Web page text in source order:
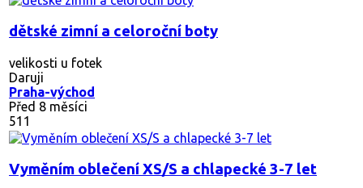
dětské zimní a celoroční boty
velikosti u fotek
Daruji
Praha-východ
Před 8 měsíci
511
Vyměním oblečení XS/S a chlapecké 3-7 let